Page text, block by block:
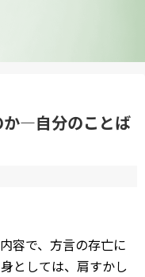
か―自分のことば
容で、方言の存亡に
としては、肩すかし